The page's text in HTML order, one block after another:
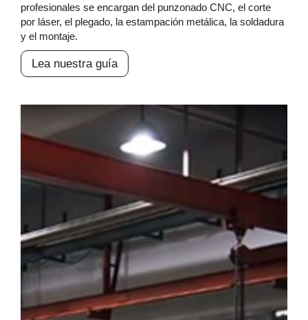
profesionales se encargan del punzonado CNC, el corte
por láser, el plegado, la estampación metálica, la soldadura
y el montaje.
Lea nuestra guía